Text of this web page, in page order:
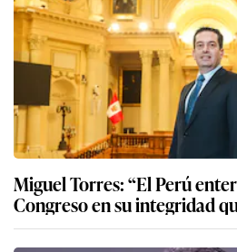
Miguel Torres: “El Perú
Congreso en su integridad